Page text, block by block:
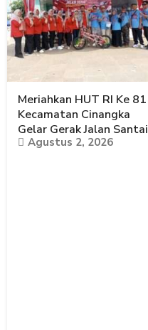
Meriahkan HUT RI Ke 81
Kecamatan Cinangka
Gelar Gerak Jalan Santai
Agustus 2, 2026